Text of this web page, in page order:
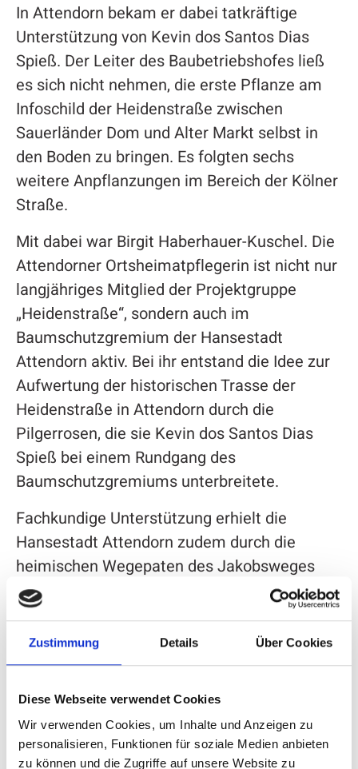
Zustimmung Details Über Cookies
Diese Webseite verwendet Cookies
Wir verwenden Cookies, um Inhalte und Anzeigen zu
personalisieren, Funktionen für soziale Medien anbieten
zu können und die Zugriffe auf unsere Website zu
In Attendorn bekam er dabei tatkräftige
Unterstützung von Kevin dos Santos Dias
Spieß. Der Leiter des Baubetriebshofes ließ
es sich nicht nehmen, die erste Pflanze am
Infoschild der Heidenstraße zwischen
Sauerländer Dom und Alter Markt selbst in
den Boden zu bringen. Es folgten sechs
weitere Anpflanzungen im Bereich der Kölner
Straße.
Mit dabei war Birgit Haberhauer-Kuschel. Die
Attendorner Ortsheimatpflegerin ist nicht nur
langjähriges Mitglied der Projektgruppe
„Heidenstraße“, sondern auch im
Baumschutzgremium der Hansestadt
Attendorn aktiv. Bei ihr entstand die Idee zur
Aufwertung der historischen Trasse der
Heidenstraße in Attendorn durch die
Pilgerrosen, die sie Kevin dos Santos Dias
Spieß bei einem Rundgang des
Baumschutzgremiums unterbreitete.
Fachkundige Unterstützung erhielt die
Hansestadt Attendorn zudem durch die
heimischen Wegepaten des Jakobsweges
und Pilgerexperten Josef Lumme aus
Schmallenberg-Sögtrop und Norbert Sapp aus
Eslohe-Isingheim.
duftende Schönheit reicher.